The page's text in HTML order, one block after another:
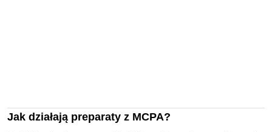
Jak działają preparaty z MCPA?